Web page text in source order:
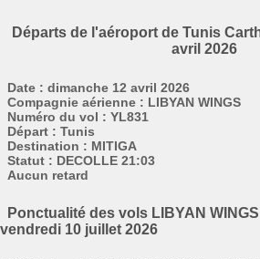
Départs de l'aéroport de Tunis
avril 2026
Date : dimanche 12 avril 2026
Compagnie aérienne : LIBYAN WINGS
Numéro du vol : YL831
Départ : Tunis
Destination : MITIGA
Statut : DECOLLE 21:03
Aucun retard
Ponctualité des vols LIBYAN
vendredi 10 juillet 2026